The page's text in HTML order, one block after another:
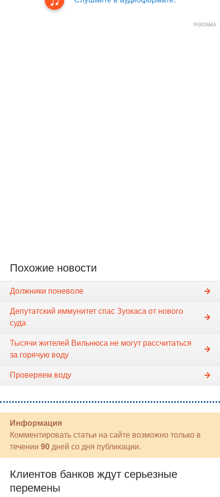
Похожие новости
Должники поневоле
Депутатский иммунитет спас Зуокаса от нового
суда
Тысячи жителей Вильнюса не могут рассчитаться
за горячую воду
Проверяем воду
Информация
Комментировать статьи на сайте возможно только в
течении 90 дней со дня публикации.
Клиентов банков ждут серьезные
перемены